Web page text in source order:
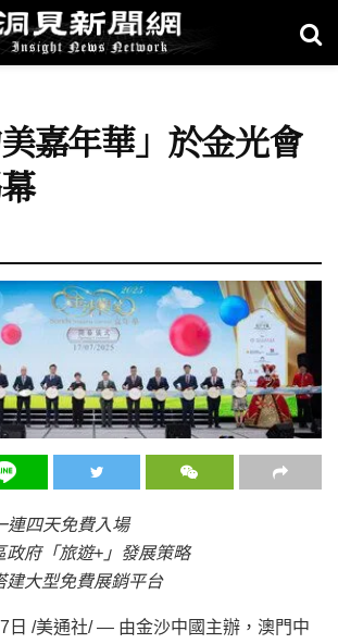
美嘉年華」於金光會
連四天免費入場
政府「旅遊+ 」發展策略
建大型免費展銷平台
日 /美通社/ — 由金沙中國主辦，澳門中